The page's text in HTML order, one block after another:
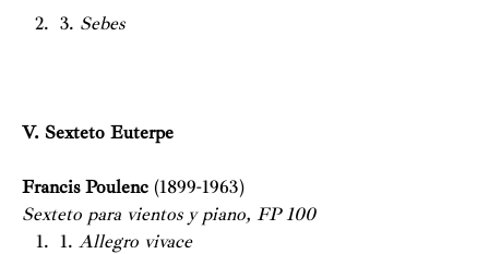
3. Sebes
V. Sexteto Euterpe
Francis Poulenc (1899-1963)
Sexteto para vientos y piano, FP 100
1. Allegro vivace